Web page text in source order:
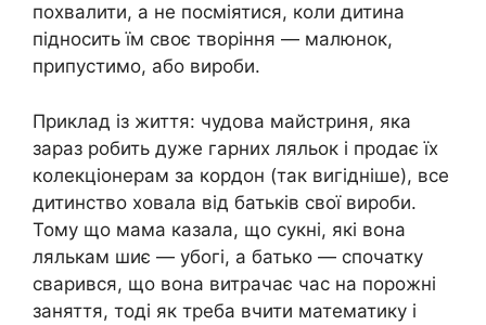
похвалити, а не посміятися, коли дитина
підносить їм своє творіння — малюнок,
припустимо, або вироби.
Приклад із життя: чудова майстриня, яка
зараз робить дуже гарних ляльок і продає їх
колекціонерам за кордон (так вигідніше), все
дитинство ховала від батьків свої вироби.
Тому що мама казала, що сукні, які вона
лялькам шиє — убогі, а батько — спочатку
сварився, що вона витрачає час на порожні
заняття, тоді як треба вчити математику і